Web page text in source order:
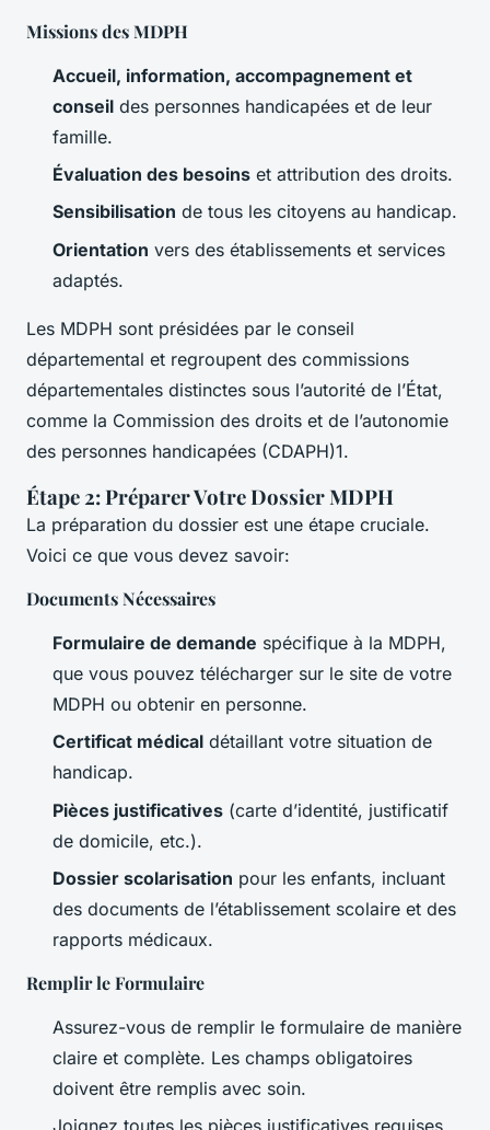
Missions des MDPH
Accueil, information, accompagnement et
conseil des personnes handicapées et de leur
famille.
Évaluation des besoins et attribution des droits.
Sensibilisation de tous les citoyens au handicap.
Orientation vers des établissements et services
adaptés.
Les MDPH sont présidées par le conseil
départemental et regroupent des commissions
départementales distinctes sous l’autorité de l’État,
comme la Commission des droits et de l’autonomie
des personnes handicapées (CDAPH)1.
Étape 2: Préparer Votre Dossier MDPH
La préparation du dossier est une étape cruciale.
Voici ce que vous devez savoir:
Documents Nécessaires
Formulaire de demande spécifique à la MDPH,
que vous pouvez télécharger sur le site de votre
MDPH ou obtenir en personne.
Certificat médical détaillant votre situation de
handicap.
Pièces justificatives (carte d’identité, justificatif
de domicile, etc.).
Dossier scolarisation pour les enfants, incluant
des documents de l’établissement scolaire et des
rapports médicaux.
Remplir le Formulaire
Assurez-vous de remplir le formulaire de manière
claire et complète. Les champs obligatoires
doivent être remplis avec soin.